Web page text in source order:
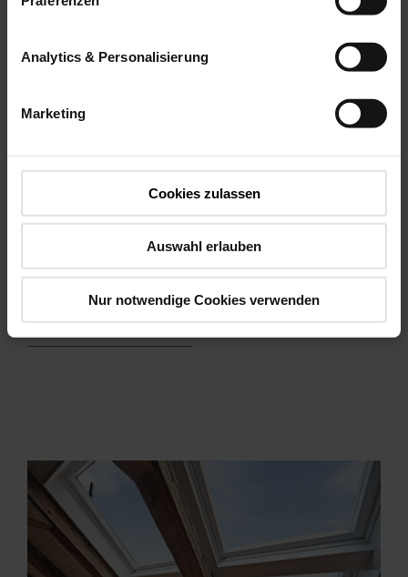
Analytics & Personalisierung
Marketing
Cookies zulassen
Auswahl erlauben
Nur notwendige Cookies verwenden
Uitgebreide
klantenservice in
focus
3.3 Service en onderhoud – ombouw naar
elektrische dakramen
Meer informatie